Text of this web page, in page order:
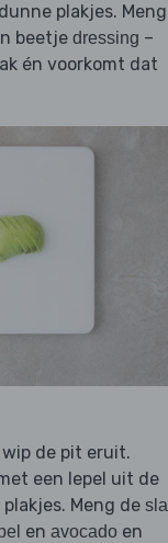
plakjes. Meng
beetje dressing –
én voorkomt dat
wip de pit eruit.
een lepel uit de
Meng de sla
en avocado en